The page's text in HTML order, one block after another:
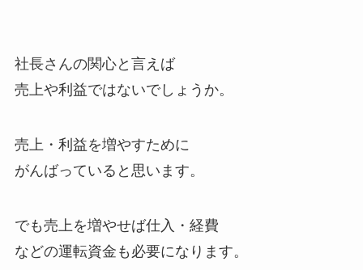
社長さんの関心と言えば
売上や利益ではないでしょうか。
売上・利益を増やすために
がんばっていると思います。
でも売上を増やせば仕入・経費
などの運転資金も必要になります。